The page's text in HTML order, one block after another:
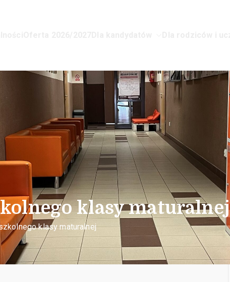
klasy maturalnej
klasy maturalnej